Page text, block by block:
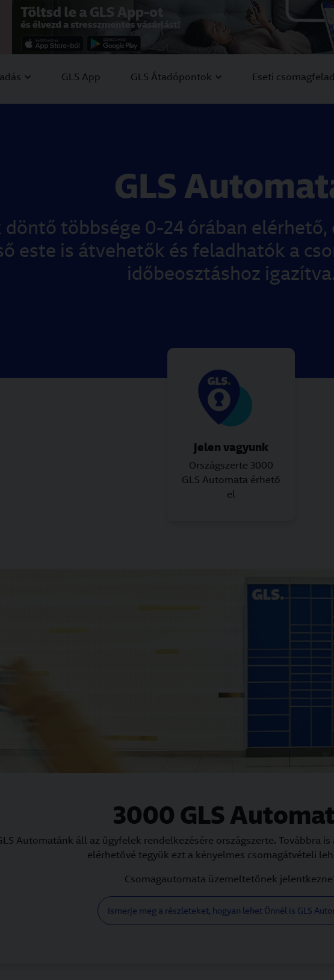
GLS App GLS Átadópontok Eseti
GLS
döntő többsége 0-24 órában
este is átvehetők és feladhatók a
időbeosztáshoz igazítva.
Jelen vagyunk
Országszerte 3000
GLS Automata érhető
el
3000 GLS
Automatánk áll az ügyfelek rendelkezésére országszerte. Továbbra
elérhetővé tegyük ezt a kényelmes csomagátvételi
Csomagautomata üzemeltetőnek
Ismerje meg a részleteket, hogyan lehet Önnél is GLS
Visit https://gls-group.com/HU/Rendszeres-csomagfelad%C3%A1s/